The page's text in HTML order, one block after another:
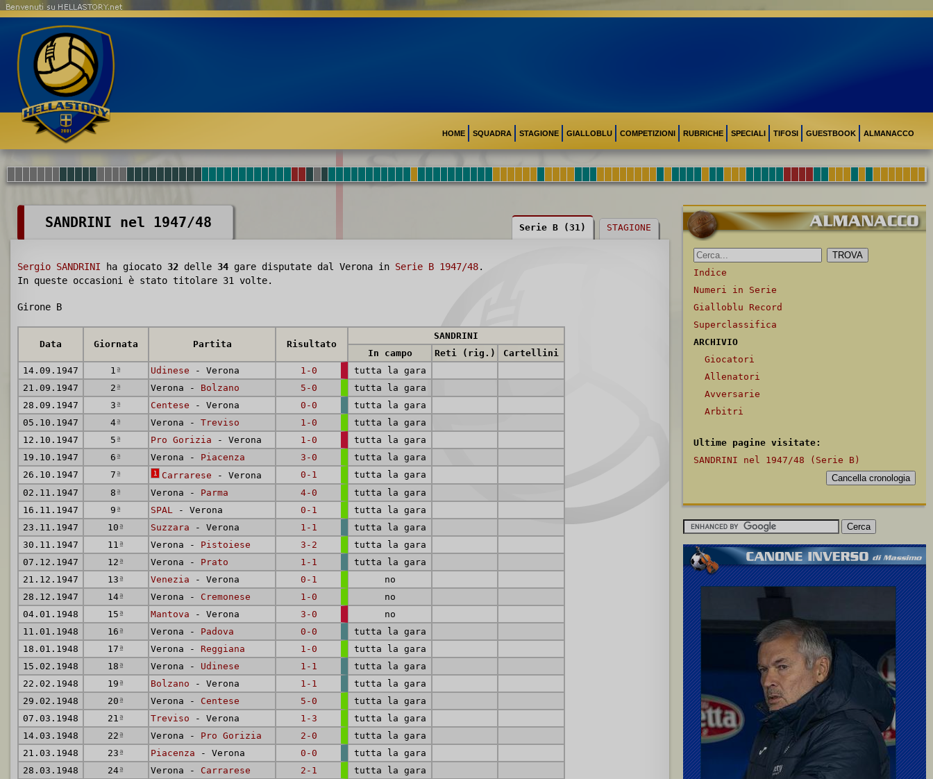
HOME SQUADRA STAGIONE GIALLOBLU COMPETIZIONI RUBRICHE SPECIALI TIFOSI GUESTBOOK ALMANACCO
Benvenuti su HELLASTORY.net
SANDRINI nel 1947/48 Serie B (31) STAGIONE
Sergio SANDRINI ha giocato 32 delle 34 gare disputate dal Verona in Serie B 1947/48.
In queste occasioni è stato titolare 31 volte.
Girone B
Data Giornata Partita Risultato
SANDRINI
In campo
Reti (rig.)
Cartellini
14.09.1947
1 ª Udinese - Verona 1-0
tutta la gara
21.09.1947
2 ª Verona - Bolzano 5-0
tutta la gara
28.09.1947
3 ª Centese - Verona 0-0
tutta la gara
05.10.1947
4ª Verona - Treviso 1-0
tutta la gara
12.10.1947
5 ª Pro Gorizia - Verona 1-0
tutta la gara
19.10.1947
6 ª Verona - Piacenza 3-0
tutta la gara
26.10.1947
7 ª 1 Carrarese - Verona 0-1
tutta la gara
02.11.1947
8 ª Verona - Parma 4-0
tutta la gara
16.11.1947
9 ª SPAL - Verona 0-1
tutta la gara
23.11.1947
10 ª Suzzara - Verona 1-1
tutta la gara
30.11.1947
11 ª Verona - Pistoiese 3-2
tutta la gara
07.12.1947
12 ª Verona - Prato 1-1
tutta la gara
21.12.1947
13 ª Venezia - Verona 0-1
no
28.12.1947
14ª Verona - Cremonese 1-0
no
04.01.1948
15 ª Mantova - Verona 3-0
no
11.01.1948
16 ª Verona - Padova 0-0
tutta la gara
18.01.1948
17 ª Verona - Reggiana 1-0
tutta la gara
15.02.1948
18 ª Verona - Udinese 1-1
tutta la gara
22.02.1948
19 ª Bolzano - Verona 1-1
tutta la gara
29.02.1948
20 ª Verona - Centese 5-0
tutta la gara
07.03.1948
21 ª Treviso - Verona 1-3
tutta la gara
14.03.1948
22 ª Verona - Pro Gorizia 2-0
tutta la gara
21.03.1948
23 ª Piacenza - Verona 0-0
tutta la gara
28.03.1948
24ª Verona - Carrarese 2-1
tutta la gara
Indice
Numeri in Serie
Gialloblu Record
Superclassifica
ARCHIVIO
Giocatori
Allenatori
Avversarie
Arbitri
Ultime pagine visitate:
SANDRINI nel 1947/48 (Serie B)